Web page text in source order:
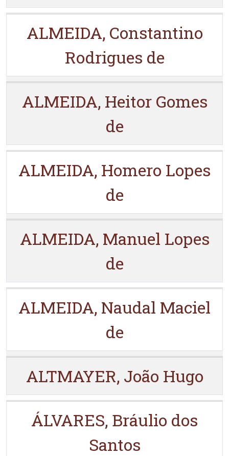
ALMEIDA, Constantino
Rodrigues de
ALMEIDA, Heitor Gomes
de
ALMEIDA, Homero Lopes
de
ALMEIDA, Manuel Lopes
de
ALMEIDA, Naudal Maciel
de
ALTMAYER, João Hugo
ÁLVARES, Bráulio dos
Santos